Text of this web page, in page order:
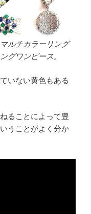
ルチカラーリング
グワンピース。
いない黄色もある
ることによって豊
うことがよく分か